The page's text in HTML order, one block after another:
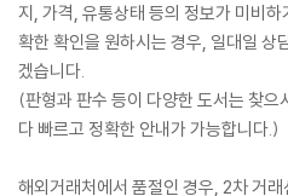
지, 가격, 유통상태 등의 정보가 미비
확한 확인을 원하시는 경우, 일대일 상
겠습니다.
(판형과 판수 등이 다양한 도서는 찾
다 빠르고 정확한 안내가 가능합니다.)
해외거래처에서 품절인 경우, 2차 거